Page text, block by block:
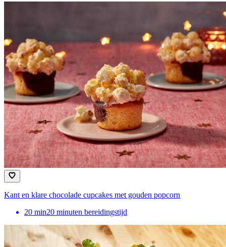
Kant en klare chocolade cupcakes met gouden popcorn
20 min20 minuten bereidingstijd